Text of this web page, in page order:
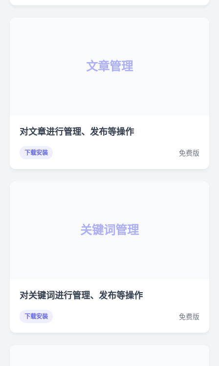
文章管理
对文章进行管理、发布等操作
下载安装 免费版
关键词管理
对关键词进行管理、发布等操作
下载安装 免费版